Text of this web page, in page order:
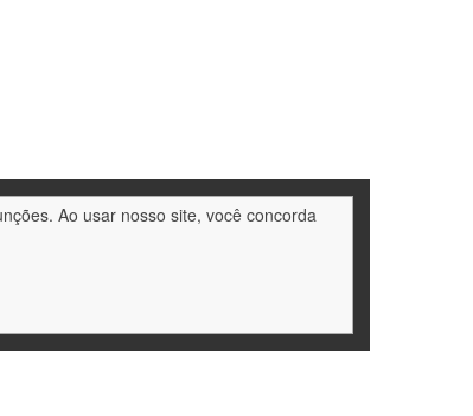
Ao usar nosso site, você concorda